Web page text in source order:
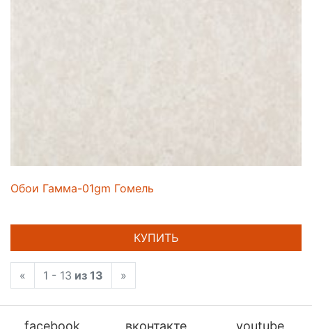
Обои Гамма-01gm Гомель
КУПИТЬ
« 1 - 13 из 13 »